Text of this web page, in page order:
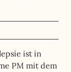
ist in
PM mit dem